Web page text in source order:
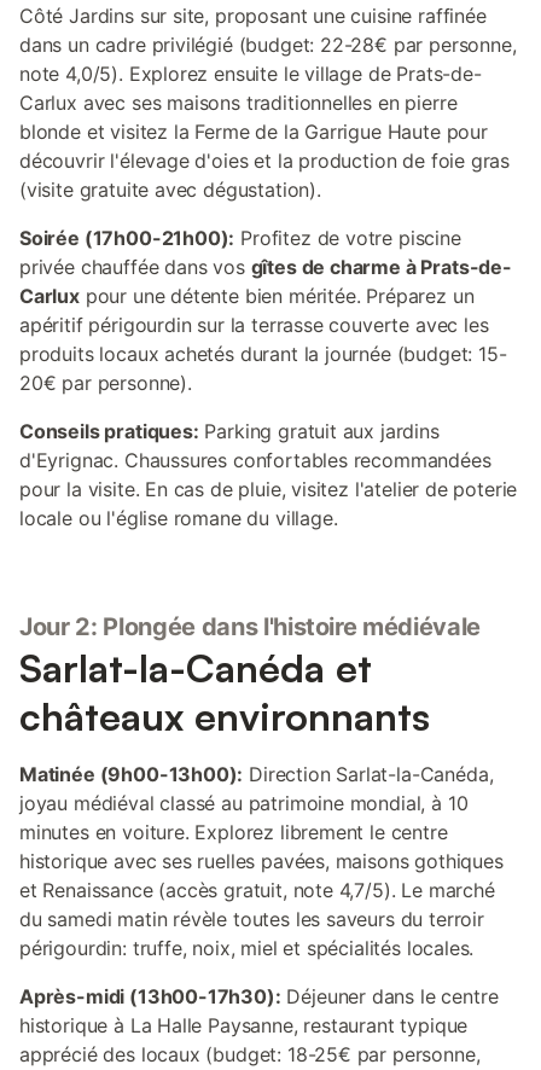
Côté Jardins sur site, proposant une cuisine raffinée
dans un cadre privilégié (budget: 22-28€ par personne,
note 4,0/5). Explorez ensuite le village de Prats-de-
Carlux avec ses maisons traditionnelles en pierre
blonde et visitez la Ferme de la Garrigue Haute pour
découvrir l'élevage d'oies et la production de foie gras
(visite gratuite avec dégustation).
Soirée (17h00-21h00): Profitez de votre piscine
privée chauffée dans vos gîtes de charme à Prats-de-
Carluxpour une détente bien méritée. Préparez un
apéritif périgourdin sur la terrasse couverte avec les
produits locaux achetés durant la journée (budget: 15-
20€ par personne).
Conseils pratiques: Parking gratuit aux jardins
d'Eyrignac. Chaussures confortables recommandées
pour la visite. En cas de pluie, visitez l'atelier de poterie
locale ou l'église romane du village.
Jour 2: Plongée dans l'histoire médiévale
Sarlat-la-Canéda et
châteaux environnants
Matinée (9h00-13h00): Direction Sarlat-la-Canéda,
joyau médiéval classé au patrimoine mondial, à 10
minutes en voiture. Explorez librement le centre
historique avec ses ruelles pavées, maisons gothiques
et Renaissance (accès gratuit, note 4,7/5). Le marché
du samedi matin révèle toutes les saveurs du terroir
périgourdin: truffe, noix, miel et spécialités locales.
Après-midi (13h00-17h30): Déjeuner dans le centre
historique à La Halle Paysanne, restaurant typique
apprécié des locaux (budget: 18-25€ par personne,